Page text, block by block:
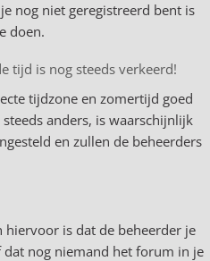
nog niet geregistreerd bent is
doen.
tijd is nog steeds verkeerd!
tijdzone en zomertijd goed
anders, is waarschijnlijk
en zullen de beheerders
is dat de beheerder je
nog niemand het forum in je